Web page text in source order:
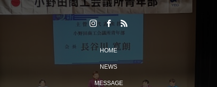
HOME
NEWS
MESSAGE